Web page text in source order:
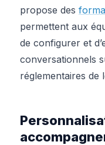
propose des
permettent aux
de configurer et
conversationnels
réglementaires de